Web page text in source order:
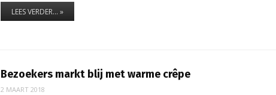
LEES VERDER... »
Bezoekers markt blij met warme crêpe
2 MAART 2018